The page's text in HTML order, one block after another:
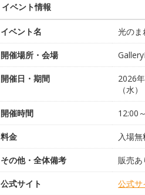
イベント情報
イベント名 光のま
開催場所・会場
開催日・期間
2026
（水）
開催時間 12:00
料金 入場
その他・全体備考 販売あ
公式サイト 公式サ